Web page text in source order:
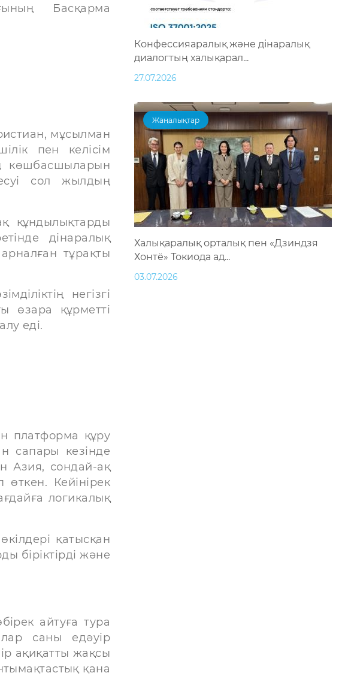
Басқарма
мұсылман
пен келісім
көшбасшыларын
сол жылдың
құндылықтарды
дінаралық
тұрақты
негізгі
өзара құрметті
еді.
платформа құру
сапары кезінде
Азия, сондай-ақ
өткен. Кейінірек
логикалық
қатысқан
біріктірді және
айтуға тура
саны едәуір
ақиқатты жақсы
қана
Конфессияаралық және дінаралық
диалогтың халықарал...
27.07.2026
Жаңалықтар
Халықаралық орталық пен «Дзиндзя
Хонтё» Токиода ад...
03.07.2026